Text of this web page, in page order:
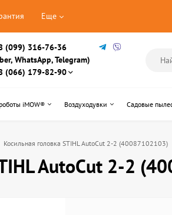
Еще
(099) 316-76-36
WhatsApp, Telegram)
(066) 179-82-90
iMOW® Воздуходувки Садовые
Косильная головка STIHL AutoCut 2-2 (40087102103)
AutoCut 2-2